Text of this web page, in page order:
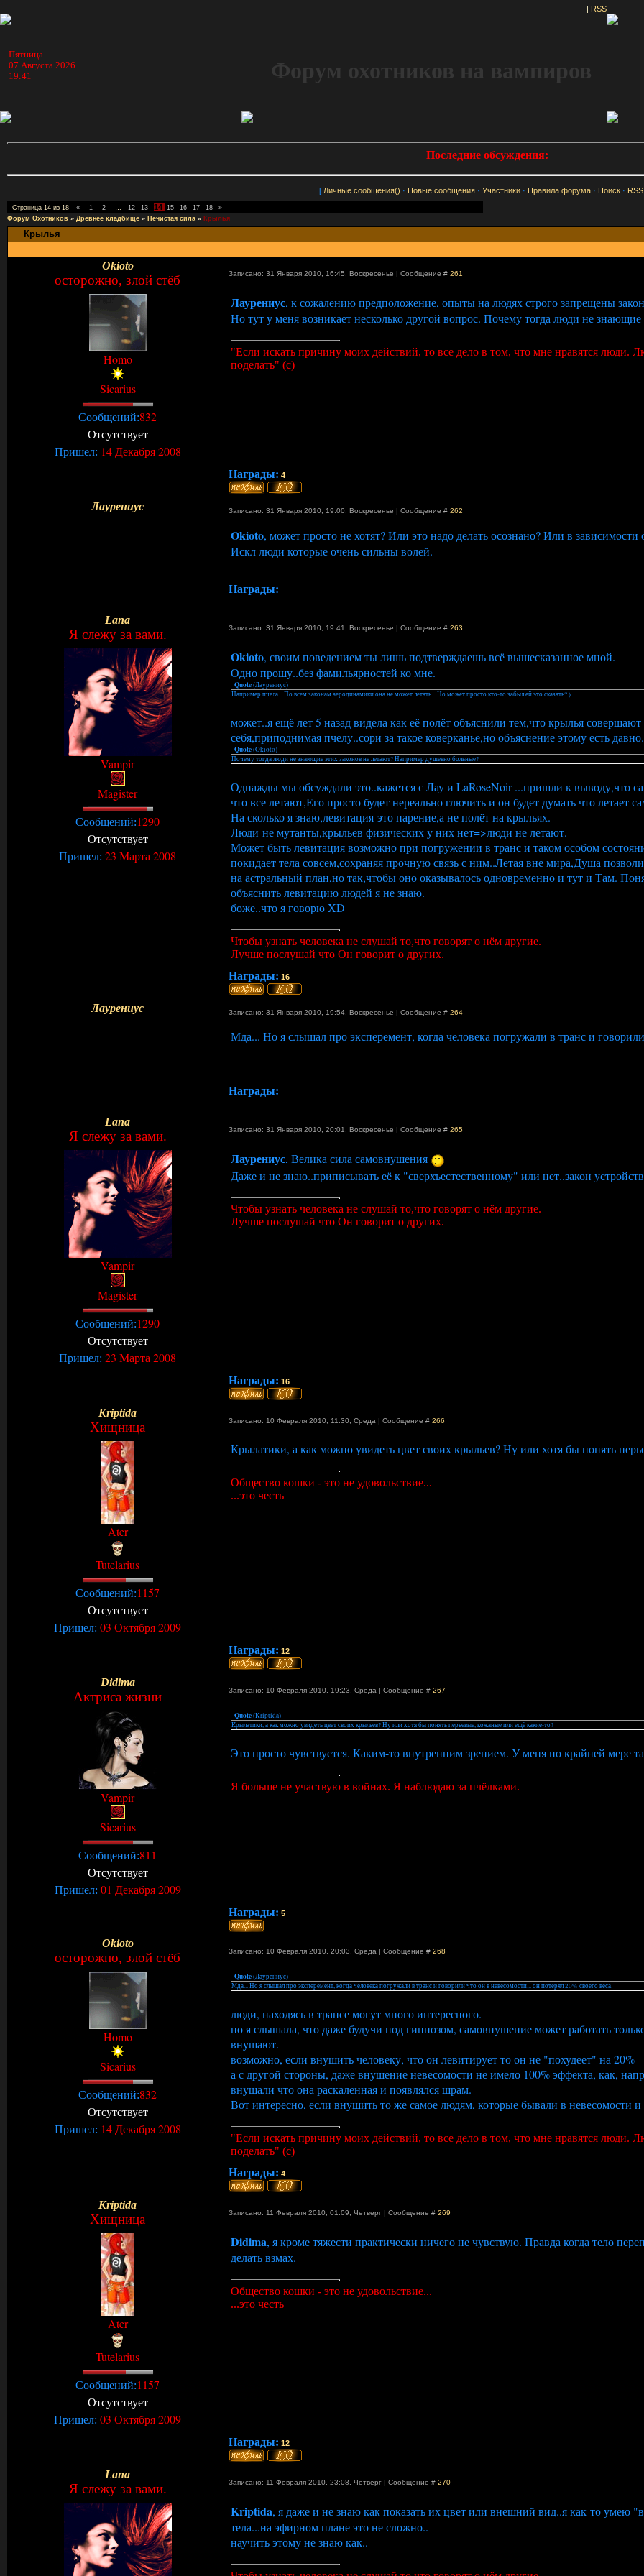
| RSS
Пятница
07 Августа 2026
19:41
Форум охотников на вампиров
Последние обсуждения:
[ Личные сообщения() · Новые сообщения· Участники· Правила форума· Поиск· RSS
Страница 14 из 18 « 1 2 … 12 13 14 15 16 17 18
»
Форум Охотников » Древнее кладбище » Нечистая сила » Крылья
Крылья
Okioto
осторожно, злой стёб Записано: 31 Января 2010, 16:45, Воскресенье | Сообщение # 261
Homo
Sicarius
Сообщений:832
Отсутствует
Пришел: 14 Декабря 2008
Лаурениус, к сожалению предположение, опыты на людях строго запрещены
Но тут у меня возникает несколько другой вопрос. Почему тогда люди не
"Если искать причину моих действий, то все дело в том, что мне нравятся люди.
поделать" (с)
Награды: 4
Лаурениус Записано: 31 Января 2010, 19:00, Воскресенье | Сообщение # 262
Okioto, может просто не хотят? Или это надо делать осознано? Или в
Искл люди которые очень сильны волей.
Награды:
Lana
Я слежу за вами. Записано: 31 Января 2010, 19:41, Воскресенье | Сообщение # 263
Vampir
Magister
Сообщений:1290
Отсутствует
Пришел: 23 Марта 2008
Okioto, своим поведением ты лишь подтверждаешь всё вышесказанное мной.
Одно прошу..без фамильярностей ко мне.
Quote(Лаурениус)
Например пчела... По всем законам аеродинамики она не может летать... Но может просто кто-то забыл ей это сказать? )
может..я ещё лет 5 назад видела как её полёт объяснили тем,что крылья
себя,приподнимая пчелу..сори за такое коверканье,но объяснение этому есть
Quote(Okioto)
Почему тогда люди не знающие этих законов не летают? Например душевно больные?
Однажды мы обсуждали это..кажется с Лау и LaRoseNoir ...пришли к выводу,что
что все летают,Его просто будет нереально глючить и он будет думать что летает
На сколько я знаю,левитация-это парение,а не полёт на крыльях.
Люди-не мутанты,крыльев физических у них нет=>люди не летают.
Может быть левитация возможно при погружении в транс и таком особом
покидает тела совсем,сохраняя прочную связь с ним..Летая вне мира,Душа
на астральный план,но так,чтобы оно оказывалось одновременно и тут и Там.
объяснить левитацию людей я не знаю.
боже..что я говорю XD
Чтобы узнать человека не слушай то,что говорят о нём другие.
Лучше послушай что Он говорит о других.
Награды: 16
Лаурениус Записано: 31 Января 2010, 19:54, Воскресенье | Сообщение # 264
Мда... Но я слышал про эксперемент, когда человека погружали в транс и
Награды:
Lana
Я слежу за вами. Записано: 31 Января 2010, 20:01, Воскресенье | Сообщение # 265
Vampir
Magister
Сообщений:1290
Отсутствует
Пришел: 23 Марта 2008
Лаурениус, Велика сила самовнушения
Даже и не знаю..приписывать её к "сверхъестественному" или нет..закон
Чтобы узнать человека не слушай то,что говорят о нём другие.
Лучше послушай что Он говорит о других.
Награды: 16
Kriptida
Хищница Записано: 10 Февраля 2010, 11:30, Среда | Сообщение # 266
Ater
Tutelarius
Сообщений:1157
Отсутствует
Пришел: 03 Октября 2009
Крылатики, а как можно увидеть цвет своих крыльев? Ну или хотя бы понять
Общество кошки - это не удовольствие...
...это честь
Награды: 12
Didima
Актриса жизни Записано: 10 Февраля 2010, 19:23, Среда | Сообщение # 267
Vampir
Sicarius
Сообщений:811
Отсутствует
Пришел: 01 Декабря 2009
Quote(Kriptida)
Крылатики, а как можно увидеть цвет своих крыльев? Ну или хотя бы понять перьевые, кожаные или ещё какие-то?
Это просто чувствуется. Каким-то внутренним зрением. У меня по крайней мере
Я больше не участвую в войнах. Я наблюдаю за пчёлками.
Награды: 5
Okioto
осторожно, злой стёб Записано: 10 Февраля 2010, 20:03, Среда | Сообщение # 268
Homo
Sicarius
Сообщений:832
Отсутствует
Пришел: 14 Декабря 2008
Quote(Лаурениус)
Мда... Но я слышал про эксперемент, когда человека погружали в транс и говорили что он в невесомости... он потерял 20% своего веса.
люди, находясь в трансе могут много интересного.
но я слышала, что даже будучи под гипнозом, самовнушение может работать
внушают.
возможно, если внушить человеку, что он левитирует то он не "похудеет" на 20%
а с другой стороны, даже внушение невесомости не имело 100% эффекта, как,
внушали что она раскаленная и появлялся шрам.
Вот интересно, если внушить то же самое людям, которые бывали в невесомости
"Если искать причину моих действий, то все дело в том, что мне нравятся люди.
поделать" (с)
Награды: 4
Kriptida
Хищница Записано: 11 Февраля 2010, 01:09, Четверг | Сообщение # 269
Ater
Tutelarius
Сообщений:1157
Отсутствует
Пришел: 03 Октября 2009
Didima, я кроме тяжести практически ничего не чувствую. Правда когда тело
делать взмах.
Общество кошки - это не удовольствие...
...это честь
Награды: 12
Lana
Я слежу за вами. Записано: 11 Февраля 2010, 23:08, Четверг | Сообщение # 270
Kriptida, я даже и не знаю как показать их цвет или внешний вид..я как-то умею
тела...на эфирном плане это не сложно..
научить этому не знаю как..